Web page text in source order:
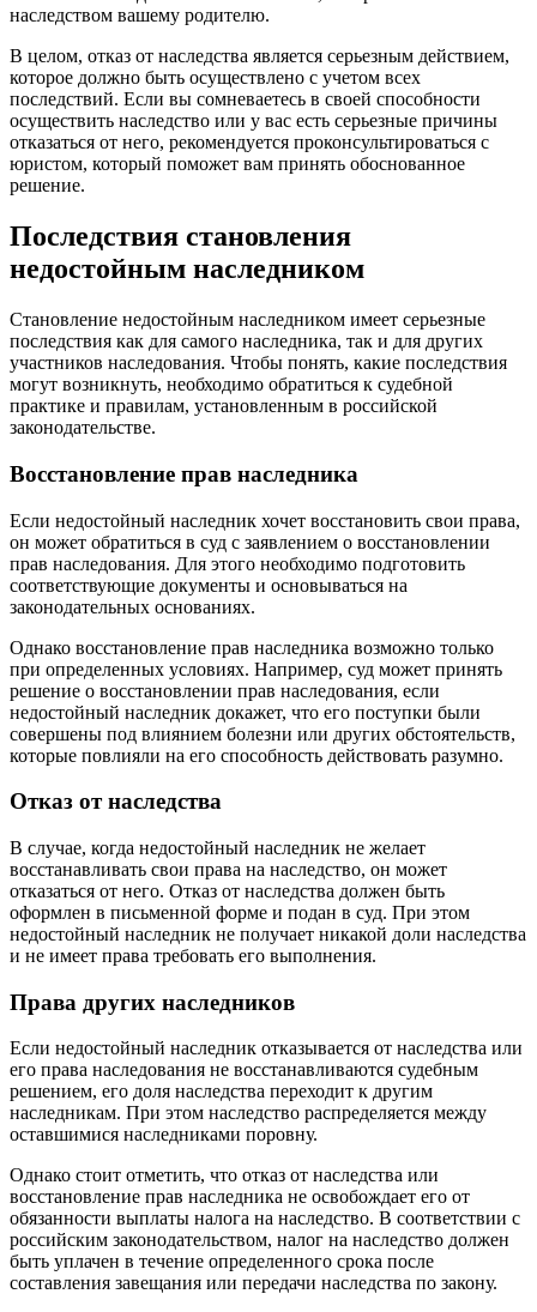
наследством вашему родителю.
В целом, отказ от наследства является серьезным действием,
которое должно быть осуществлено с учетом всех
последствий. Если вы сомневаетесь в своей способности
осуществить наследство или у вас есть серьезные причины
отказаться от него, рекомендуется проконсультироваться с
юристом, который поможет вам принять обоснованное
решение.
Последствия становления
недостойным наследником
Становление недостойным наследником имеет серьезные
последствия как для самого наследника, так и для других
участников наследования. Чтобы понять, какие последствия
могут возникнуть, необходимо обратиться к судебной
практике и правилам, установленным в российской
законодательстве.
Восстановление прав наследника
Если недостойный наследник хочет восстановить свои права,
он может обратиться в суд с заявлением о восстановлении
прав наследования. Для этого необходимо подготовить
соответствующие документы и основываться на
законодательных основаниях.
Однако восстановление прав наследника возможно только
при определенных условиях. Например, суд может принять
решение о восстановлении прав наследования, если
недостойный наследник докажет, что его поступки были
совершены под влиянием болезни или других обстоятельств,
которые повлияли на его способность действовать разумно.
Отказ от наследства
В случае, когда недостойный наследник не желает
восстанавливать свои права на наследство, он может
отказаться от него. Отказ от наследства должен быть
оформлен в письменной форме и подан в суд. При этом
недостойный наследник не получает никакой доли наследства
и не имеет права требовать его выполнения.
Права других наследников
Если недостойный наследник отказывается от наследства или
его права наследования не восстанавливаются судебным
решением, его доля наследства переходит к другим
наследникам. При этом наследство распределяется между
оставшимися наследниками поровну.
Однако стоит отметить, что отказ от наследства или
восстановление прав наследника не освобождает его от
обязанности выплаты налога на наследство. В соответствии с
российским законодательством, налог на наследство должен
быть уплачен в течение определенного срока после
составления завещания или передачи наследства по закону.